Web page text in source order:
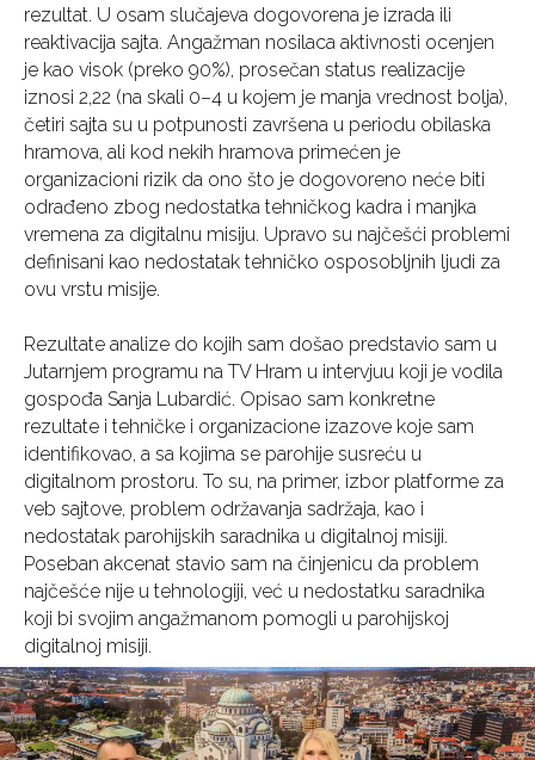
rezultat. U osam slučajeva dogovorena je izrada ili
reaktivacija sajta. Angažman nosilaca aktivnosti ocenjen
je kao visok (preko 90%), prosečan status realizacije
iznosi 2,22 (na skali 0–4 u kojem je manja vrednost bolja),
četiri sajta su u potpunosti završena u periodu obilaska
hramova, ali kod nekih hramova primećen je
organizacioni rizik da ono što je dogovoreno neće biti
odrađeno zbog nedostatka tehničkog kadra i manjka
vremena za digitalnu misiju. Upravo su najčešći problemi
definisani kao nedostatak tehničko osposobljnih ljudi za
ovu vrstu misije.
Rezultate analize do kojih sam došao predstavio sam u
Jutarnjem programu na TV Hram u intervjuu koji je vodila
gospođa Sanja Lubardić. Opisao sam konkretne
rezultate i tehničke i organizacione izazove koje sam
identifikovao, a sa kojima se parohije susreću u
digitalnom prostoru. To su, na primer, izbor platforme za
veb sajtove, problem održavanja sadržaja, kao i
nedostatak parohijskih saradnika u digitalnoj misiji.
Poseban akcenat stavio sam na činjenicu da problem
najčešće nije u tehnologiji, već u nedostatku saradnika
koji bi svojim angažmanom pomogli u parohijskoj
digitalnoj misiji.